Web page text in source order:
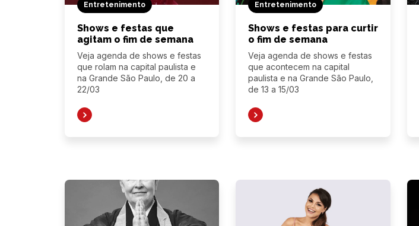
Entretenimento
Shows e festas que
agitam o fim de semana
Veja agenda de shows e festas
que rolam na capital paulista e
na Grande São Paulo, de 20 a
22/03
Entretenimento
Shows e festas para curtir
o fim de semana
Veja agenda de shows e festas
que acontecem na capital
paulista e na Grande São Paulo,
de 13 a 15/03